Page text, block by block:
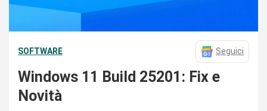
SOFTWARE Seguici
Windows 11 Build 25201: Fix e
Novità